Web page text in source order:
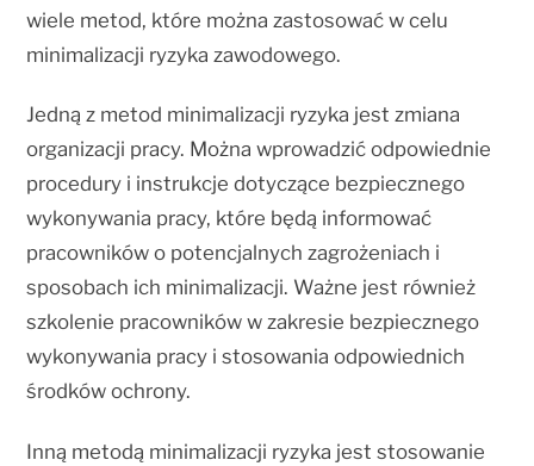
wiele metod, które można zastosować w celu
minimalizacji ryzyka zawodowego.
Jedną z metod minimalizacji ryzyka jest zmiana
organizacji pracy. Można wprowadzić odpowiednie
procedury i instrukcje dotyczące bezpiecznego
wykonywania pracy, które będą informować
pracowników o potencjalnych zagrożeniach i
sposobach ich minimalizacji. Ważne jest również
szkolenie pracowników w zakresie bezpiecznego
wykonywania pracy i stosowania odpowiednich
środków ochrony.
Inną metodą minimalizacji ryzyka jest stosowanie